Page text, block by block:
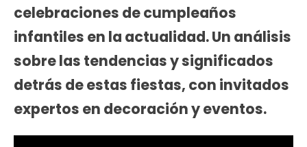
celebraciones de cumpleaños
infantiles en la actualidad. Un análisis
sobre las tendencias y significados
detrás de estas fiestas, con invitados
expertos en decoración y eventos.